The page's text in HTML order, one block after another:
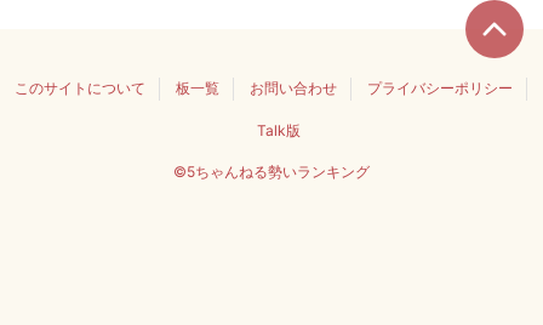
このサイトについて 板一覧 お問い合わせ プライバシーポリシー
Talk版
©5ちゃんねる勢いランキング